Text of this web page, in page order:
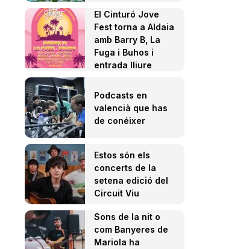
El Cinturó Jove
Fest torna a Aldaia
amb Barry B, La
Fuga i Buhos i
entrada lliure
Podcasts en
valencià que has
de conéixer
Estos són els
concerts de la
setena edició del
Circuit Viu
Sons de la nit o
com Banyeres de
Mariola ha